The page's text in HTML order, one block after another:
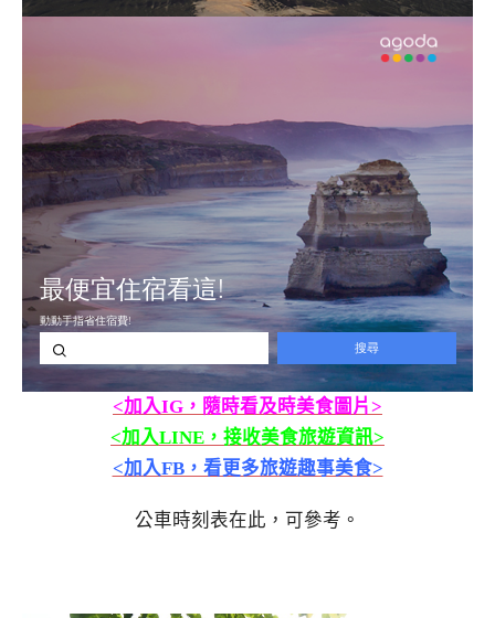
<加入IG，隨時看及時美食圖片>
<加入LINE，接收美食旅遊資訊>
<加入FB，看更多旅遊趣事美食>
公車時刻表在此，可參考。